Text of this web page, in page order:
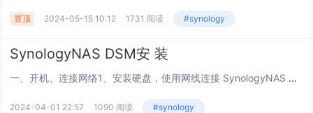
置顶 2024-05-15 10:12 1731 阅读 #synology
SynologyNAS DSM安 装
一、开机、连接网络1、安装硬盘，使用网线连接 SynologyNAS 及交换机 、路由器 、电脑。硬件安装指南：https://kb.synology.cn/zh-cn/search?sources%5B%5D=hardware_insta...
2024-04-01 22:57 1090 阅读 #synology